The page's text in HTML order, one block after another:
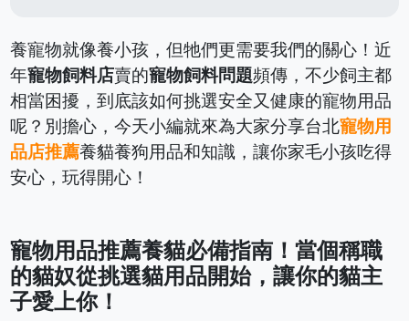
養寵物就像養小孩，但牠們更需要我們的關心！近
年寵物飼料店賣的寵物飼料問題頻傳，不少飼主都
相當困擾，到底該如何挑選安全又健康的寵物用品
呢？別擔心，今天小編就來為大家分享台北寵物用
品店推薦養貓養狗用品和知識，讓你家毛小孩吃得
安心，玩得開心！
寵物用品推薦養貓必備指南！當個稱職
的貓奴從挑選貓用品開始，讓你的貓主
子愛上你！